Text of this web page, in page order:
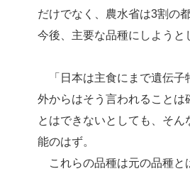
だけでなく、農水省は3割の
今後、主要な品種にしようと
「日本は主食にまで遺伝
外からはそう言われることは
とはできないとしても、そ
能のはず。
これらの品種は元の品種と